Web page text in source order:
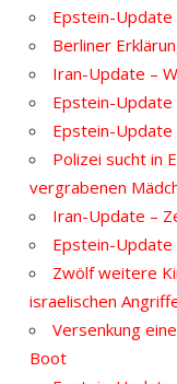
Epstein-Update
Berliner
Iran-Update –
Epstein-Update
Epstein-Update
Polizei sucht in
vergrabenen
Iran-Update –
Epstein-Update
Zwölf weitere
israelischen
Versenkung
Boot